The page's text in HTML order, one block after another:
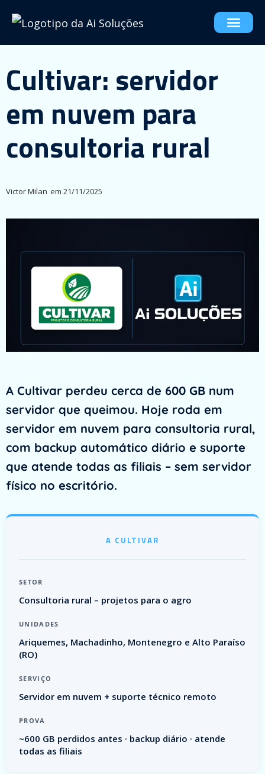
Cultivar: servidor
em nuvem para
consultoria rural
Victor Milan em 21/11/2025
A Cultivar perdeu cerca de 600 GB num
servidor que queimou. Hoje roda em
servidor em nuvem para consultoria rural,
com backup automático diário e suporte
que atende todas as filiais – sem servidor
físico no escritório.
A CULTIVAR
SETOR
Consultoria rural – projetos para o agro
UNIDADES
Ariquemes, Machadinho, Montenegro e Alto Paraíso
(RO)
SERVIÇO
Servidor em nuvem + suporte técnico remoto
PROVA
~600 GB perdidos antes · backup diário · atende
todas as filiais